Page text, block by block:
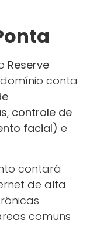
Reserve
conta
, controle de
facial) e
contará
de alta
comuns